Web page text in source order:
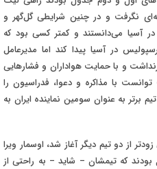
نگرفت و در چنین شرایطی گل‌گهر و
می‌دانستند و کمتر کسی بود که
در آسیا پیدا کند اما مدیرعامل
و با حمایت هواداران و فشارهایی
با مذاکره و دعوا، فدراسیون را
۳ جانبه کند تا تیم برتر به عنوان سومین نماینده ایران به
از دو تیم دیگر آغاز شد، اوسمار ویرا
که تیمشان – شاید – به راحتی از